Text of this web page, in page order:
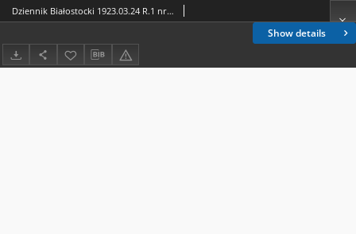
Show details
Dziennik Białostocki 1923.03.24 R.1 nr 61